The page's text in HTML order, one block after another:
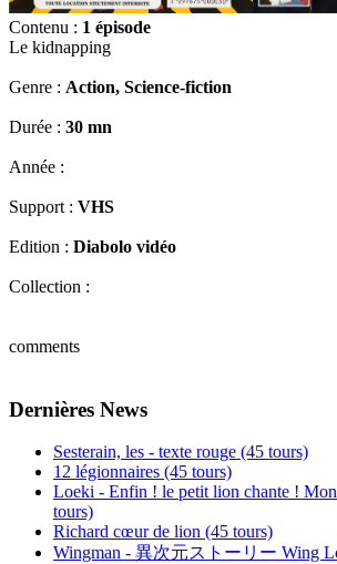
Contenu : 1 épisode
Le kidnapping
Genre : Action, Science-fiction
Durée : 30 mn
Année :
Support : VHS
Edition : Diabolo vidéo
Collection :
comments
Dernières News
Sesterain, les - texte rouge (45 tours)
12 légionnaires (45 tours)
Loeki - Enfin ! le petit lion chante !
tours)
Richard cœur de lion (45 tours)
Wingman - 異次元ストーリー Wing